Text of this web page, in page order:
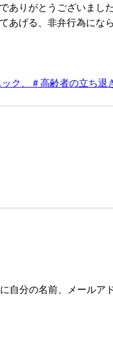
ありがとうございまし
あげる、非弁行為にな
ク、＃高齢者の立ち退
自分の名前、メールア